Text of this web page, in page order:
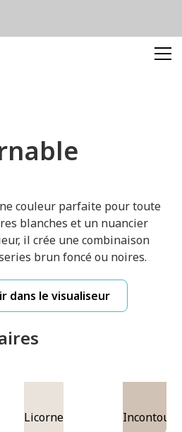
couleur parfaite pour toute
blanches et un nuancier
il crée une combinaison
brun foncé ou noires.
dans le visualiseur
Licorne